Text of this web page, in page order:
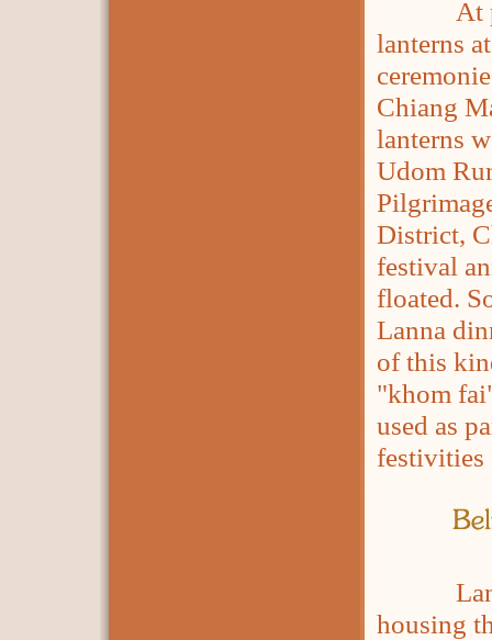
At
lanterns
Chiang
lanterns
Udom
District,
festival
floated.
Lanna
of this
"khom
used as
festivities
Lanna
housing